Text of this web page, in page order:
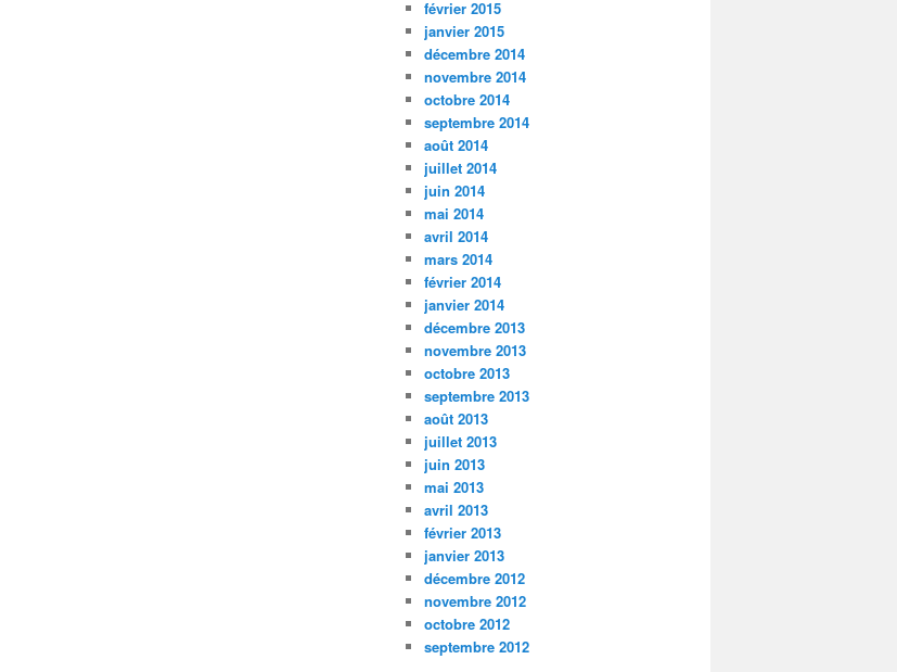
février 2015
janvier 2015
décembre 2014
novembre 2014
octobre 2014
septembre 2014
août 2014
juillet 2014
juin 2014
mai 2014
avril 2014
mars 2014
février 2014
janvier 2014
décembre 2013
novembre 2013
octobre 2013
septembre 2013
août 2013
juillet 2013
juin 2013
mai 2013
avril 2013
février 2013
janvier 2013
décembre 2012
novembre 2012
octobre 2012
septembre 2012